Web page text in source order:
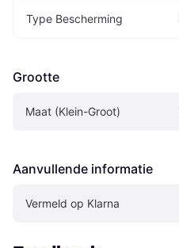
Type Bescherming
Grootte
Maat (Klein-Groot)
Aanvullende informatie
Vermeld op Klarna